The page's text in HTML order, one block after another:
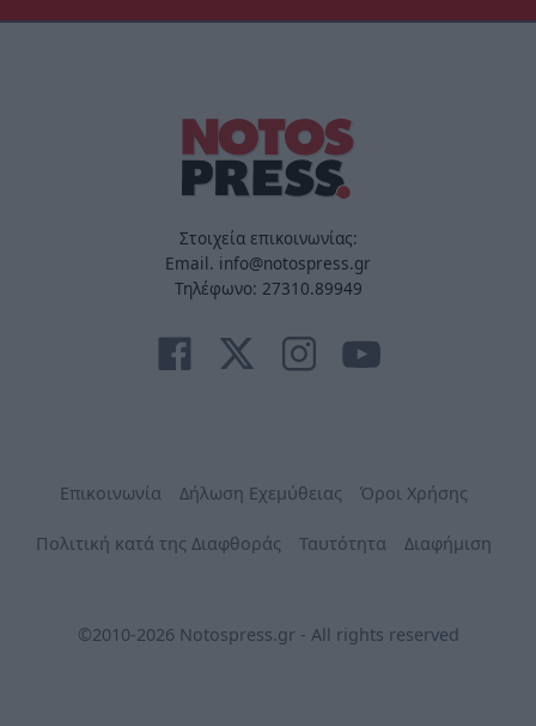
Στοιχεία επικοινωνίας:
Email. info@notospress.gr
Τηλέφωνο: 27310.89949
Επικοινωνία Δήλωση Εχεμύθειας Όροι Χρήσης
Πολιτική κατά της Διαφθοράς Ταυτότητα Διαφήμιση
©2010-2026 Notospress.gr - All rights reserved